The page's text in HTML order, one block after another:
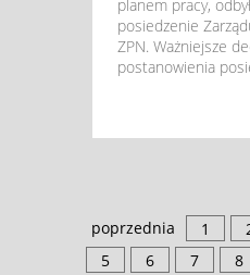
planem pracy,
posiedzenie
ZPN. Ważniejsze
postanowienia
poprzednia 1
5
6 7 8